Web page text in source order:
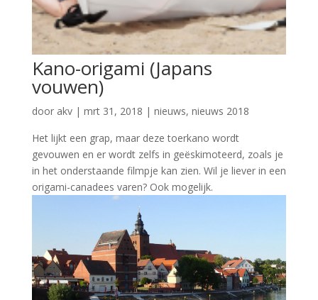
Kano-origami (Japans
vouwen)
door akv| mrt 31, 2018 | nieuws, nieuws 2018
Het lijkt een grap, maar deze toerkano wordt
gevouwen en er wordt zelfs in geëskimoteerd, zoals je
in het onderstaande filmpje kan zien. Wil je liever in een
origami-canadees varen? Ook mogelijk.